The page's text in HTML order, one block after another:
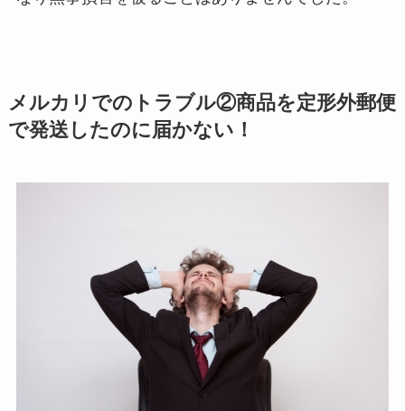
メルカリでのトラブル②商品を定形外郵便
で発送したのに届かない！